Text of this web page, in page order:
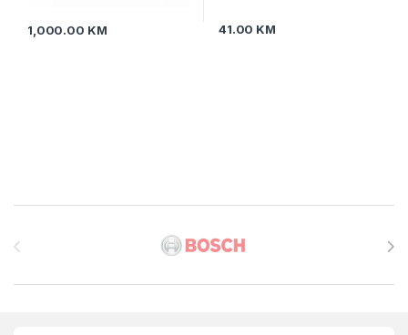
1,000.00 KM 41.00 KM